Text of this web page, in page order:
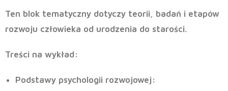
Ten blok tematyczny dotyczy teorii, badań i etapów
rozwoju człowieka od urodzenia do starości.
Treści na wykład:
Podstawy psychologii rozwojowej :